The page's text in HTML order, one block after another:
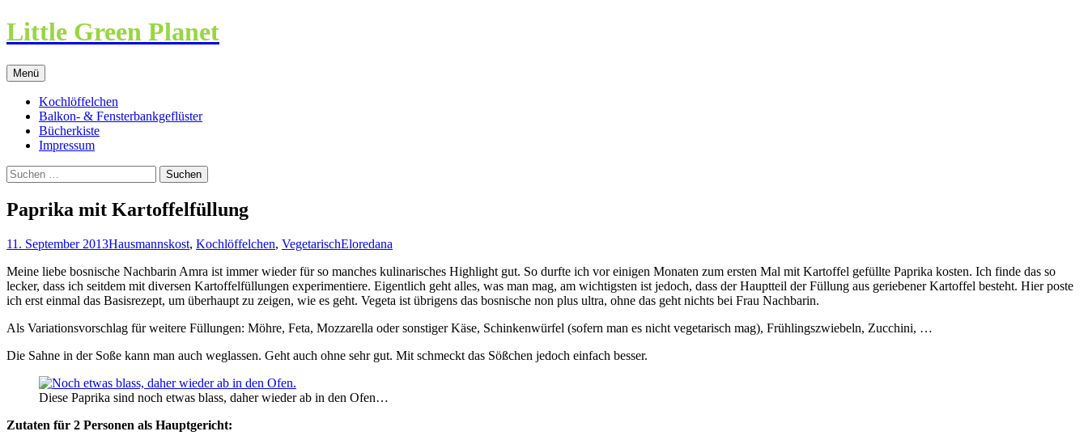
Little Green Planet
Menü Zum
Inhalt
springen
Kochlöffelchen
Balkon- & Fensterbankgeflüster
Bücherkiste
Impressum
Suchen
nach:
Paprika mit Kartoffelfüllung
11. September 2013Hausmannskost, Kochlöffelchen, VegetarischEloredana
Meine liebe bosnische Nachbarin Amra ist immer wieder für so manches kulinarisches Highlight gut. So durfte ich vor einigen Monaten zum ersten Mal mit Kartoffel gefüllte Paprika kosten. Ich finde das so
lecker, dass ich seitdem mit diversen Kartoffelfüllungen experimentiere. Eigentlich geht alles, was man mag, am wichtigsten ist jedoch, dass der Hauptteil der Füllung aus geriebener Kartoffel besteht. Hier poste
ich erst einmal das Basisrezept, um überhaupt zu zeigen, wie es geht. Vegeta ist übrigens das bosnische non plus ultra, ohne das geht nichts bei Frau Nachbarin.
Als Variationsvorschlag für weitere Füllungen: Möhre, Feta, Mozzarella oder sonstiger Käse, Schinkenwürfel (sofern man es nicht vegetarisch mag), Frühlingszwiebeln, Zucchini, …
Die Sahne in der Soße kann man auch weglassen. Geht auch ohne sehr gut. Mit schmeckt das Sößchen jedoch einfach besser.
Diese Paprika sind noch etwas blass, daher wieder ab in den Ofen…
Zutaten für 2 Personen als Hauptgericht: